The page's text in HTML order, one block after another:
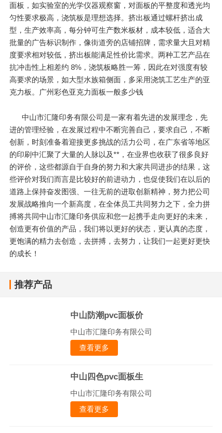
面板，如实验室的光学仪器观察窗，对面板的平整度和透光均
匀性要求极高，浇筑板是理想选择。挤出板通过螺杆挤出成
型，生产效率高，每分钟可生产数米板材，成本较低，适合大
批量的广告标识制作，像街道旁的店铺招牌，需求量大且对精
度要求相对较低，挤出板能满足性价比需求。两种工艺产品在
抗冲击性上相差约 8%，浇筑板略胜一筹，因此在对强度有较
高要求的场景，如大型水族箱侧面，多采用浇筑工艺生产的亚
克力板。广州彩色亚克力面板一般多少钱
中山市汇隆印务有限公司是一家有着先进的发展理念，先
进的管理经验，在发展过程中不断完善自己，要求自己，不断
创新，时刻准备着迎接更多挑战的活力公司，在广东省等地区
的印刷中汇聚了大量的人脉以及**，在业界也收获了很多良好
的评价，这些都源自于自身的努力和大家共同进步的结果，这
些评价对我们而言是比较好的前进动力，也促使我们在以后的
道路上保持奋发图强、一往无前的进取创新精神，努力把公司
发展战略推向一个新高度，在全体员工共同努力之下，全力拼
搏将共同中山市汇隆印务供应和您一起携手走向更好的未来，
创造更有价值的产品，我们将以更好的状态，更认真的态度，
更饱满的精力去创造，去拼搏，去努力，让我们一起更好更快
的成长！
推荐产品
中山防潮pvc面板价
中山市汇隆印务有限公司
查看更多
中山四色pvc面板生
中山市汇隆印务有限公司
查看更多